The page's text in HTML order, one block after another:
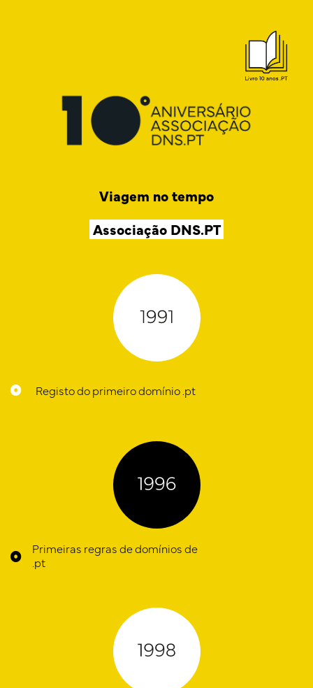
Viagem no tempo
Associação DNS.PT
Registo do primeiro domínio .pt
Primeiras regras de domínios de
.pt